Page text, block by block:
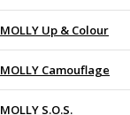
MOLLY Up & Colour
MOLLY Camouflage
MOLLY S.O.S.